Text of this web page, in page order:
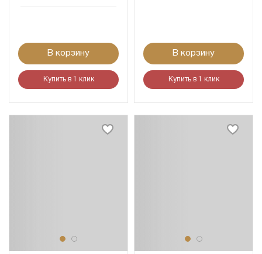
В корзину
Купить в 1 клик
В корзину
Купить в 1 клик